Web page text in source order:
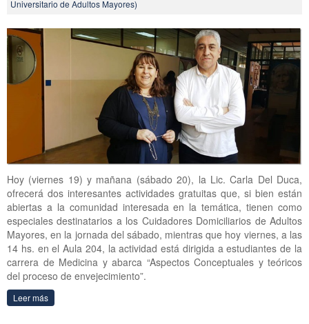
Universitario de Adultos Mayores)
Hoy (viernes 19) y mañana (sábado 20), la Lic. Carla Del Duca,
ofrecerá dos interesantes actividades gratuitas que, si bien están
abiertas a la comunidad interesada en la temática, tienen como
especiales destinatarios a los Cuidadores Domiciliarios de Adultos
Mayores, en la jornada del sábado, mientras que hoy viernes, a las
14 hs. en el Aula 204, la actividad está dirigida a estudiantes de la
carrera de Medicina y abarca “Aspectos Conceptuales y teóricos
del proceso de envejecimiento”.
Leer más